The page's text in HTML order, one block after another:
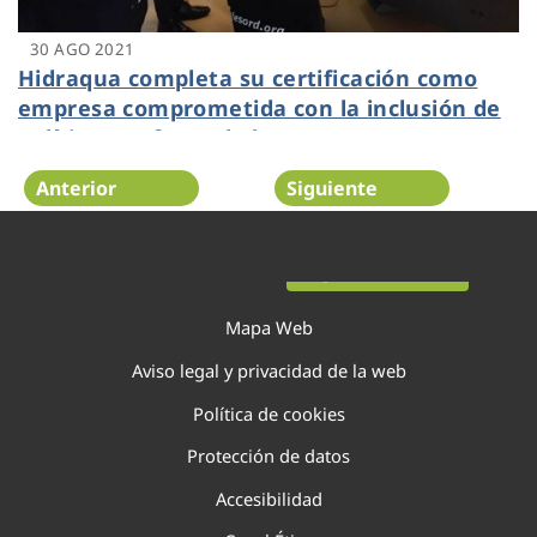
30 AGO 2021
Hidraqua completa su certificación como
empresa comprometida con la inclusión de
políticas en favor de las personas con
discapacidad
Anterior Siguiente
Mapa Web
Aviso legal y privacidad de la web
Política de cookies
Protección de datos
Accesibilidad